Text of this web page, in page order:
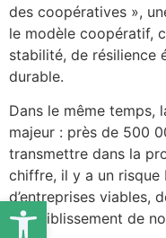
Ouvrir la
des coopératives »,
le modèle coopératif,
stabilité, de résilience
durable.
Dans le même temps,
majeur : près de 500
transmettre dans la
chiffre, il y a un
d’entreprises viables,
d’affaiblissement de